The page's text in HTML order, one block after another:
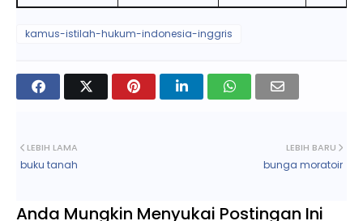
kamus-istilah-hukum-indonesia-inggris
LEBIH BARU
bunga moratoir
LEBIH LAMA
buku tanah
Anda Mungkin Menyukai Postingan Ini